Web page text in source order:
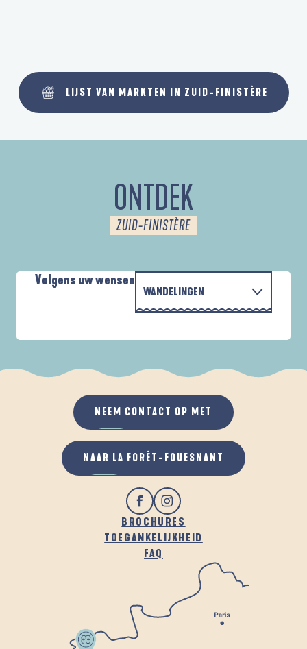
LIJST VAN MARKTEN IN ZUID-FINISTÈRE
ONTDEK
ZUID-FINISTÈRE
Volgens uw wensen
WANDELINGEN
ALS HET REGENT
IN DE FRISSE LUCHT
PARCOURS D'INTERPRÉTATION DE L'ANSE
BROCHURES
TOEGANKELIJKHEID
FAQ
NEEM CONTACT OP MET
NAAR LA FORÊT-FOUESNANT